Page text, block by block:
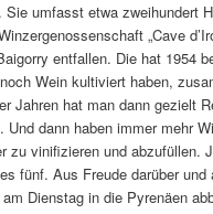
Sie umfasst etwa zweihundert
„Cave
entfallen. Die hat 1954
Wein kultiviert haben,
Jahren hat man dann gezielt
Und dann haben immer mehr
zu vinifizieren und abzufüllen.
fünf. Aus Freude darüber und
am Dienstag in die Pyrenäen